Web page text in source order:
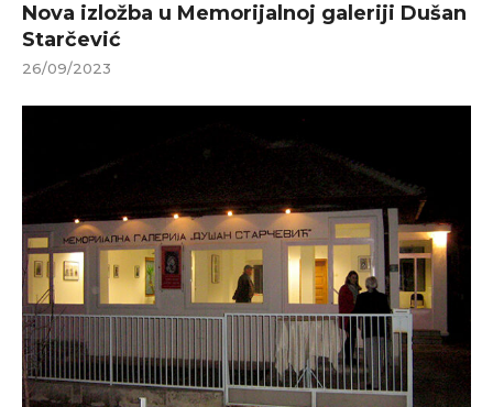
Nova izložba u Memorijalnoj galeriji Dušan
Starčević
26/09/2023